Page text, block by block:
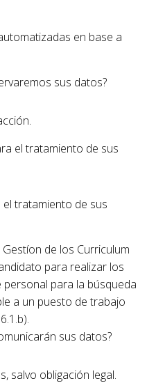
en base a
sus datos?
el tratamiento de sus
el tratamiento de sus
de los Curriculum
para realizar los
para la búsqueda
a un puesto de trabajo
sus datos?
salvo obligación legal.